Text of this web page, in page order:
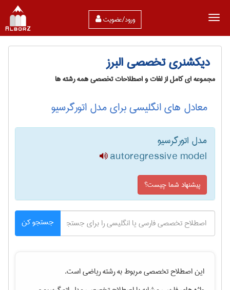
ورود/عضویت
دیکشنری تخصصی البرز
مجموعه ای کامل از لغات و اصطلاحات تخصصی همه رشته ها
معادل های انگلیسی برای مدل اتورگرسیو
مدل اتورگرسیو
autoregressive model
پیشنهاد شما چیست؟
جستجو کن
این اصطلاح تخصصی مربوط به رشتهرياضیاست.